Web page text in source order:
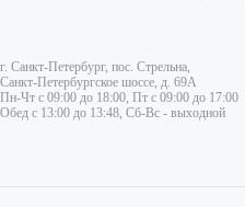
г. Санкт-Петербург, пос. Стрельна,
Санкт-Петербургское шоссе, д. 69А
Пн-Чт с 09:00 до 18:00, Пт с 09:00 до 17:00
Обед с 13:00 до 13:48, Сб-Вс - выходной